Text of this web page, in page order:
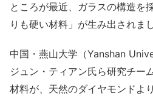
ところが最近、ガラスの構造を
りも硬い材料」が生み出されまし
中国・燕山大学（Yanshan
ジュン・ティアン氏ら研究チー
材料が、天然のダイヤモンドよ